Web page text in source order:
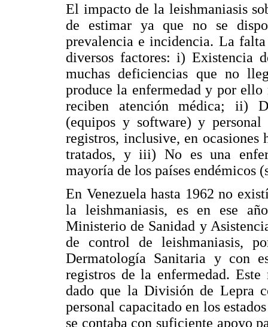
El impacto de la leishmaniasis
de estimar ya que no se
prevalencia e incidencia. La
diversos factores: i) Existencia
muchas deficiencias que no
produce la enfermedad y por ello
reciben atención médica; ii)
(equipos y software) y
registros, inclusive, en ocasiones
tratados, y iii) No es una
mayoría de los países endémicos
En Venezuela hasta 1962 no
la leishmaniasis, es en ese
Ministerio de Sanidad y
de control de leishmaniasis,
Dermatología Sanitaria y con
registros de la enfermedad.
dado que la División de Lepra
personal capacitado en los
se contaba con suficiente apoyo